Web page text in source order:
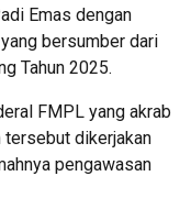
Emas dengan
bersumber dari
Tahun 2025.
FMPL yang akrab
tersebut dikerjakan
pengawasan